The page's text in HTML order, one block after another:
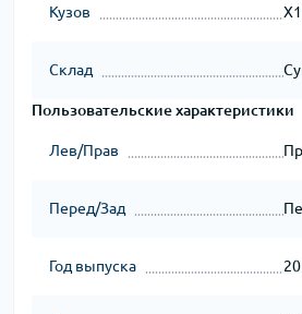
Кузов
Склад
Пользовательские характеристики
Лев/Прав
Перед/Зад
Год выпуска